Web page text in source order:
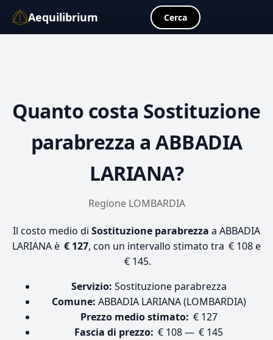
Aequilibrium Cerca
Quanto costa Sostituzione
parabrezza a ABBADIA
LARIANA?
Regione LOMBARDIA
Il costo medio di Sostituzione parabrezza a ABBADIA
LARIANA è € 127, con un intervallo stimato tra € 108 e
€ 145.
Servizio: Sostituzione parabrezza
Comune: ABBADIA LARIANA (LOMBARDIA)
Prezzo medio stimato: € 127
Fascia di prezzo: € 108 — € 145